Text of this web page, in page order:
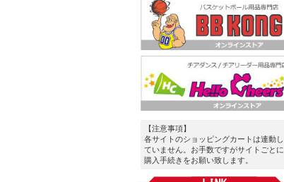
【注意事項】
各サイトのショッピングカートは連動し
ていません。お手数ですがサイトごとに
購入手続きをお願い致します。